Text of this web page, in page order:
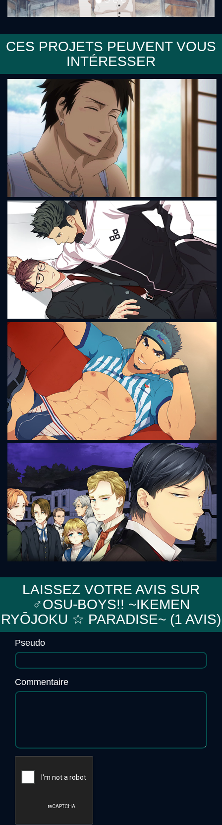
CES PROJETS PEUVENT VOUS
INTÉRESSER
Saezuru Tori wa Habatakanai - Don't stay gold
Sensei♪Orchestra
Bacchikoi! - Expansion Pack
Eden-ui Neomeo
LAISSEZ VOTRE AVIS SUR
♂OSU-BOYS!! ~IKEMEN
RYŌJOKU ☆ PARADISE~ (1 AVIS)
Pseudo
Commentaire